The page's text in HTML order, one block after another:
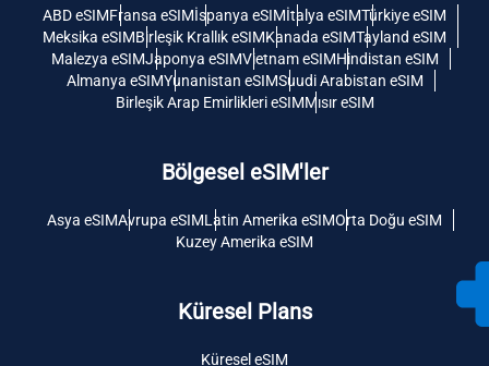
ABD eSIMFransa eSIMİspanya eSIMİtalya eSIMTürkiye eSIM
Meksika eSIMBirleşik Krallık eSIMKanada eSIMTayland eSIM
Malezya eSIMJaponya eSIMVietnam eSIMHindistan eSIM
Almanya eSIMYunanistan eSIMSuudi Arabistan eSIM
Birleşik Arap Emirlikleri eSIMMısır eSIM
Bölgesel eSIM'ler
Asya eSIMAvrupa eSIMLatin Amerika eSIMOrta Doğu eSIM
Kuzey Amerika eSIM
Küresel Plans
Küresel eSIM